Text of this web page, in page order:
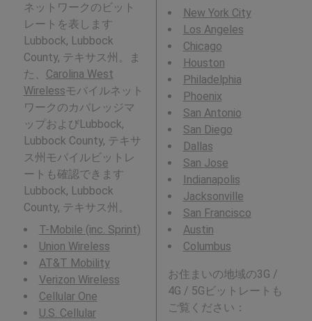
ネットワークのビット
レートを表します
Lubbock, Lubbock
County, テキサス州。ま
た、 Carolina West
Wirelessモバイルネット
ワークのカバレッジマ
ップおよびLubbock,
Lubbock County, テキサ
ス州モバイルビットレ
ートも確認できます
Lubbock, Lubbock
County, テキサス州。
T-Mobile (inc. Sprint)
Union Wireless
AT&T Mobility
Verizon Wireless
Cellular One
U.S. Cellular
New York City
Los Angeles
Chicago
Houston
Philadelphia
Phoenix
San Antonio
San Diego
Dallas
San Jose
Indianapolis
Jacksonville
San Francisco
Austin
Columbus
お住まいの地域の3G /
4G / 5Gビットレートも
ご覧ください：